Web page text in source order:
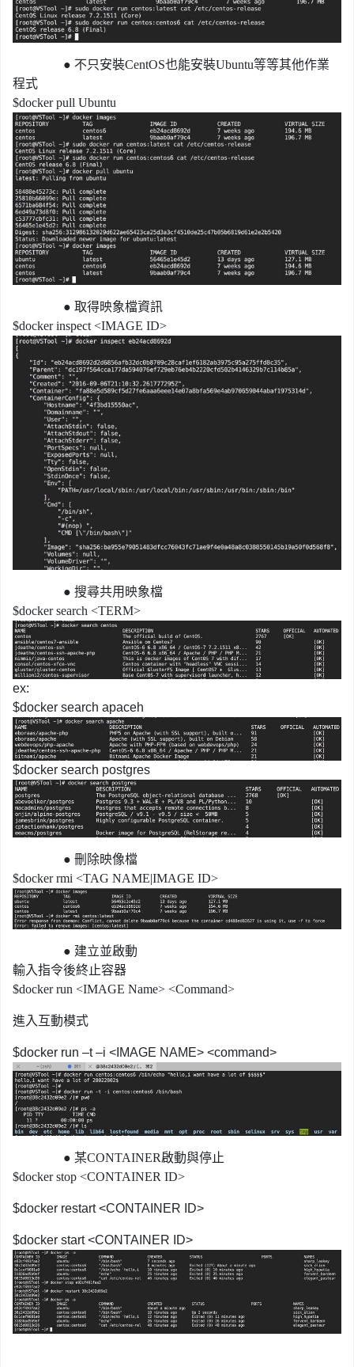
● 不只安裝CentOS也能安裝Ubuntu等等其他作業
程式
$docker pull Ubuntu
● 取得映象檔資訊
$docker inspect <IMAGE ID>
● 搜尋共用映象檔
$docker search <TERM>
ex:
$docker search apaceh
$docker search postgres
● 刪除映像檔
$docker rmi <TAG NAME|IMAGE ID>
● 建立並啟動
輸入指令後終止容器
$docker run <IMAGE Name> <Command>
進入互動模式
$docker run –t –i <IMAGE NAME> <command>
● 某CONTAINER啟動與停止
$docker stop <CONTAINER ID>
$docker restart <CONTAINER ID>
$docker start <CONTAINER ID>